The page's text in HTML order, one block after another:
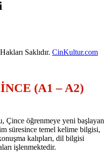
Saklıdır. CinKultur.com
(A1 – A2)
Çince öğrenmeye yeni başlayan
süresince temel kelime bilgisi,
kalıpları, dil bilgisi
işlenmektedir.